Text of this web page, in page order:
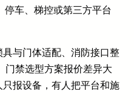
停车、梯控或第三方平台
与门体适配、消防接口整
门禁选型方案报价差异大
报设备，有人把平台和施